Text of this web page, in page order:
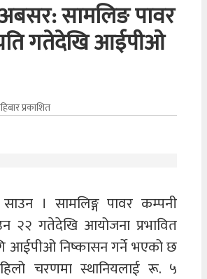
सामलिङ पावर
गतेदेखि आईपीओ
प्रकाशित
। सामलिङ्ग पावर कम्पनी
२२ गतेदेखि आयोजना प्रभावित
आईपीओ निष्कासन गर्ने भएको छ
चरणमा स्थानियलाई रू. ५